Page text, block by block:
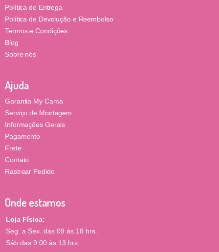
Política de Entrega
Política de Devolução e Reembolso
Termos e Condições
Blog
Sobre nós
Ajuda
Garantia My Cama
Serviço de Montagem
Informações Gerais
Pagamento
Frete
Contato
Rastrear Pedido
Onde estamos
Loja Física:
Seg. a Sex. das 09 às 18 hrs.
Sáb das 9:00 às 13 hrs.